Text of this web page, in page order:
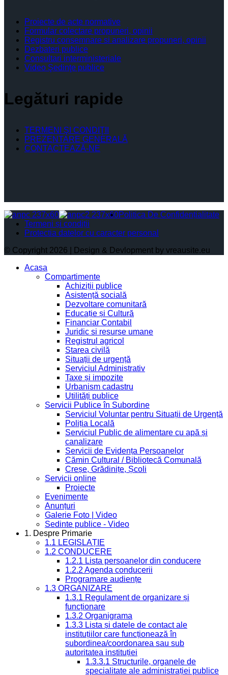
Proiecte de acte normative
Formular colectare propuneri, opinii
Registru consemnare si analizare propuneri, opinii
Dezbateri publice
Consultari interministeriale
Video Şedinţe publice
Legături rapide
TERMENI ŞI CONDIŢII
PREZENTARE GENERALĂ
CONTACTEAZĂ-NE
Politica De Confidențialitate
Termeni și condiții
Protectia datelor cu caracter personal
© Copyright 2026 | Design & Devlopment by vreausite.eu
Acasa
Compartimente
Achiziții publice
Asistență socială
Dezvoltare comunitară
Educație și Cultură
Financiar Contabil
Juridic si resurse umane
Registrul agricol
Starea civilă
Situații de urgență
Serviciul Administrativ
Taxe și impozite
Urbanism cadastru
Utilități publice
Servicii Publice în Subordine
Serviciul Voluntar pentru Situații de Urgență
Poliția Locală
Serviciul Public de alimentare cu apă și
canalizare
Servicii de Evidența Persoanelor
Cămin Cultural / Bibliotecă Comunală
Creșe, Grădinițe, Școli
Servicii online
Proiecte
Evenimente
Anunțuri
Galerie Foto | Video
Sedinte publice - Video
1. Despre Primarie
1.1 LEGISLAȚIE
1.2 CONDUCERE
1.2.1 Lista persoanelor din conducere
1.2.2 Agenda conducerii
Programare audiențe
1.3 ORGANIZARE
1.3.1 Regulament de organizare și
funcționare
1.3.2 Organigrama
1.3.3 Lista și datele de contact ale
instituțiilor care funcționează în
subordinea/coordonarea sau sub
autoritatea instituției
1.3.3.1 Structurile, organele de
specialitate ale administrației publice